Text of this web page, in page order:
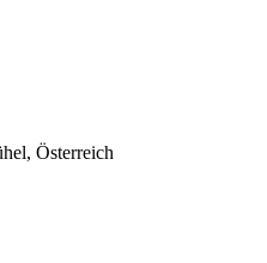
Österreich